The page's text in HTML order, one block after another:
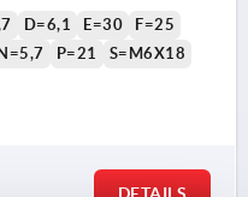
D=6,1 E=30
F=25
N=5,7 P=21
S=M6X18